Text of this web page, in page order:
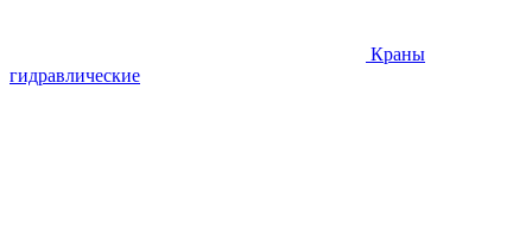
Краны
гидравлические